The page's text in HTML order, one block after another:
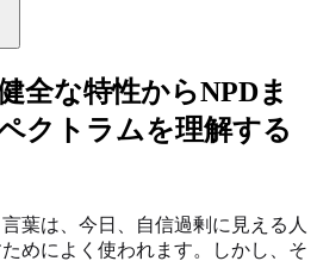
全な特性からNPDま
クトラムを理解する
葉は、今日、自信過剰に見える人
めによく使われます。しかし、そ